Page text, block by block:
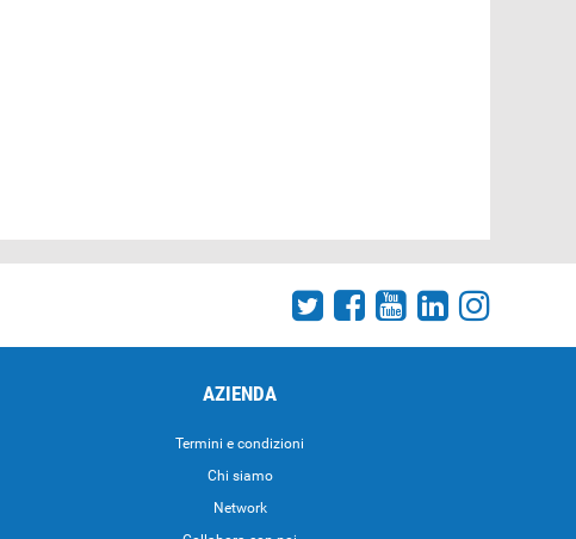
AZIENDA
Termini e condizioni
Chi siamo
Network